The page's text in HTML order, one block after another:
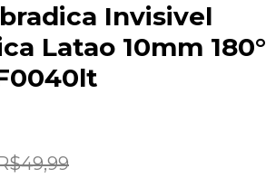
Invisivel
Latao 10mm 180°